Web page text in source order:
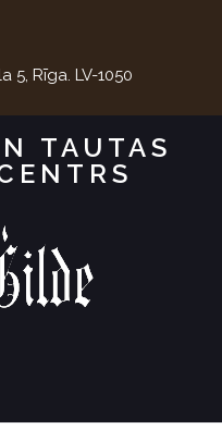
5, Rīga. LV-1050
TAUTAS